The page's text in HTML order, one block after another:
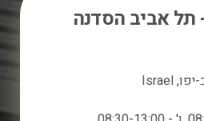
תל אביב הסדנה